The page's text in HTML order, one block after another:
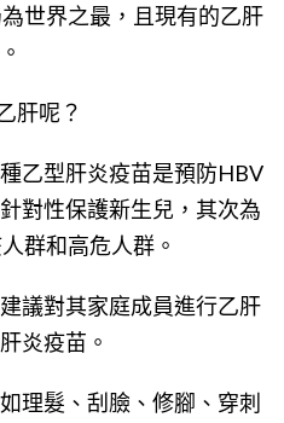
世界之最，且現有的乙肝
肝呢？
種乙型肝炎疫苗是預防HBV
對性保護新生兒，其次為
群和高危人群。
建議對其家庭成員進行乙肝
炎疫苗。
如理髮、刮臉、修腳、穿刺